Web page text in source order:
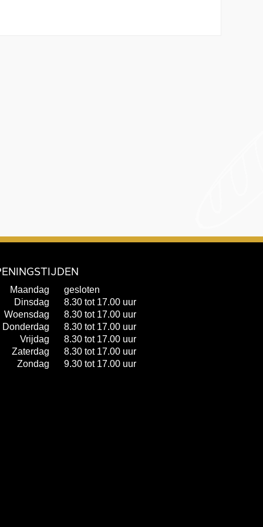
Maandag
gesloten
Dinsdag
8.30 tot 17.00 uur
Woensdag
8.30 tot 17.00 uur
Donderdag
8.30 tot 17.00 uur
Vrijdag
8.30 tot 17.00 uur
Zaterdag
8.30 tot 17.00 uur
Zondag
9.30 tot 17.00 uur